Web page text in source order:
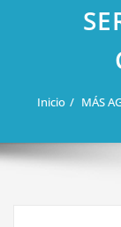
Inicio MÁS